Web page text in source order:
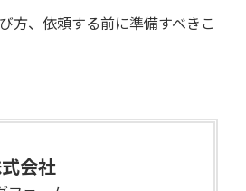
方、依頼する前に準備すべきこ
会社